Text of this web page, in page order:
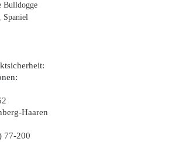
Bulldogge
Spaniel
Haaren
77-200